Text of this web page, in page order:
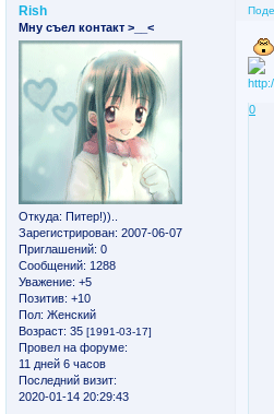
Rish
Мну съел контакт >__<
Откуда: Питер!))..
Зарегистрирован: 2007-06-07
Приглашений: 0
Сообщений: 1288
Уважение: +5
Позитив: +10
Пол: Женский
Возраст: 35 [1991-03-17]
Провел на форуме:
11 дней 6 часов
Последний визит:
2020-01-14 20:29:43
0